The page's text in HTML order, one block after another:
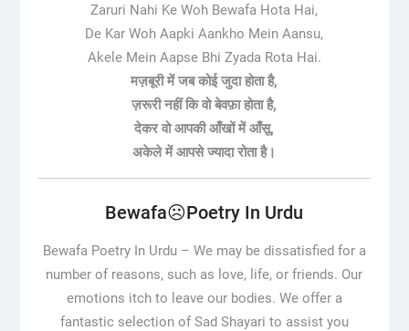
Zaruri Nahi Ke Woh Bewafa Hota Hai,
De Kar Woh Aapki Aankho Mein Aansu,
Akele Mein Aapse Bhi Zyada Rota Hai.
मज़बूरी में जब कोई जुदा होता है,
ज़रूरी नहीं कि वो बेवफ़ा होता है,
देकर वो आपकी आँखों में आँसू,
अकेले में आपसे ज्यादा रोता है।
Bewafa☹️Poetry In Urdu
Bewafa Poetry In Urdu – We may be dissatisfied for a
number of reasons, such as love, life, or friends. Our
emotions itch to leave our bodies. We offer a
fantastic selection of Sad Shayari to assist you